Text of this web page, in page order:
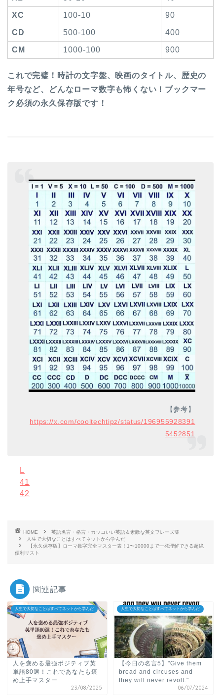
XC 100-10 90
CD 500-100 400
CM 1000-100 900
これで完璧！時計の文字盤、映画のタイトル、歴史の
年号など、どんなローマ数字も怖くない！ブックマー
ク必須の永久保存版です！
【参考】
https://x.com/cooltechtipz/status/196955928391
5452851
L
41
42
HOME
英語名言・格言・カッコいい英語＆素敵な英文フレーズ集
人生で大切なことはすべてネットから学んだ
【永久保存版】ローマ数字完全マスター表！1〜10000まで一発理解できる超絶
便利リスト
関連記事
人生で大切なことはすべてネットから学んだ
人を褒める最強ポジティブ英
単語80選！これであなたも褒
め上手マスター
23/08/2025
人生で大切なことはすべてネットから学んだ
【今日の名言5】"Give them
bread and circuses and
they will never revolt."
06/07/2024